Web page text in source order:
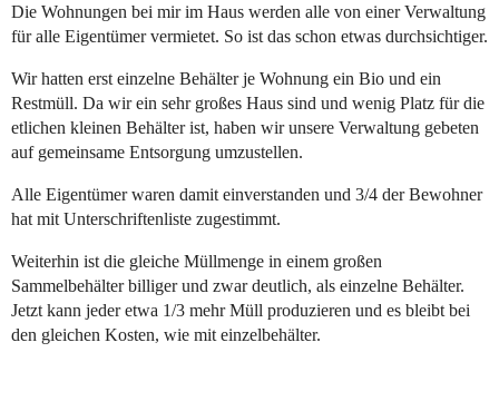
Die Wohnungen bei mir im Haus werden alle von einer Verwaltung
für alle Eigentümer vermietet. So ist das schon etwas durchsichtiger.
Wir hatten erst einzelne Behälter je Wohnung ein Bio und ein
Restmüll. Da wir ein sehr großes Haus sind und wenig Platz für die
etlichen kleinen Behälter ist, haben wir unsere Verwaltung gebeten
auf gemeinsame Entsorgung umzustellen.
Alle Eigentümer waren damit einverstanden und 3/4 der Bewohner
hat mit Unterschriftenliste zugestimmt.
Weiterhin ist die gleiche Müllmenge in einem großen
Sammelbehälter billiger und zwar deutlich, als einzelne Behälter.
Jetzt kann jeder etwa 1/3 mehr Müll produzieren und es bleibt bei
den gleichen Kosten, wie mit einzelbehälter.